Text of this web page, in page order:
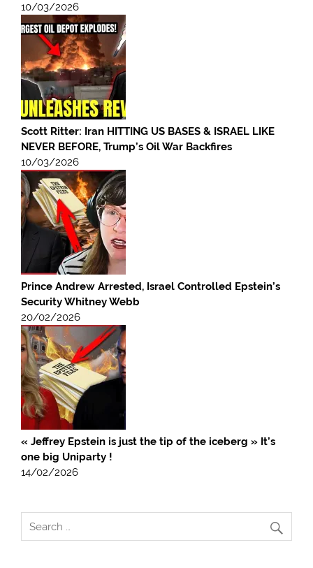
10/03/2026
Scott Ritter: Iran HITTING US BASES & ISRAEL LIKE
NEVER BEFORE, Trump’s Oil War Backfires
10/03/2026
Prince Andrew Arrested, Israel Controlled Epstein’s
Security Whitney Webb
20/02/2026
« Jeffrey Epstein is just the tip of the iceberg » It’s
one big Uniparty !
14/02/2026